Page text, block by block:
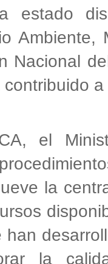
estado
Nacional
el
la
han
la